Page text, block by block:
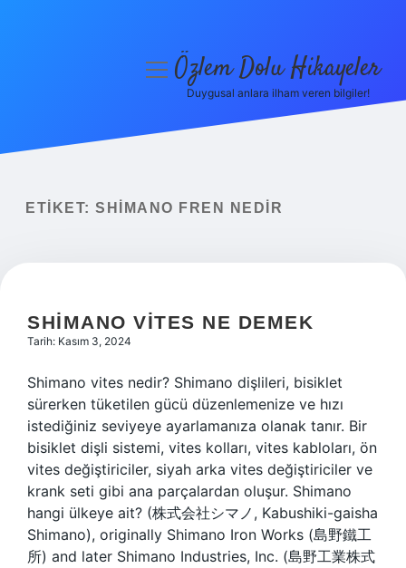
Yasal Uyarı
menüyüÖzlem Dolu Hikayeler
Duygusal anlara ilham veren bilgiler!
ETIKET: SHIMANO FREN NEDIR
SHIMANO VITES NE DEMEK
Tarih: Kasım 3, 2024
Shimano vites nedir? Shimano dişlileri, bisiklet
sürerken tüketilen gücü düzenlemenize ve hızı
istediğiniz seviyeye ayarlamanıza olanak tanır. Bir
bisiklet dişli sistemi, vites kolları, vites kabloları, ön
vites değiştiriciler, siyah arka vites değiştiriciler ve
krank seti gibi ana parçalardan oluşur. Shimano
hangi ülkeye ait? (株式会社シマノ, Kabushiki-gaisha
Shimano), originally Shimano Iron Works (島野鐵工
所) and later Shimano Industries, Inc. (島野工業株式